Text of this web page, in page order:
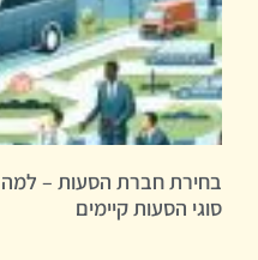
בחירת חברת הסעות – למה
סוגי הסעות קיימים